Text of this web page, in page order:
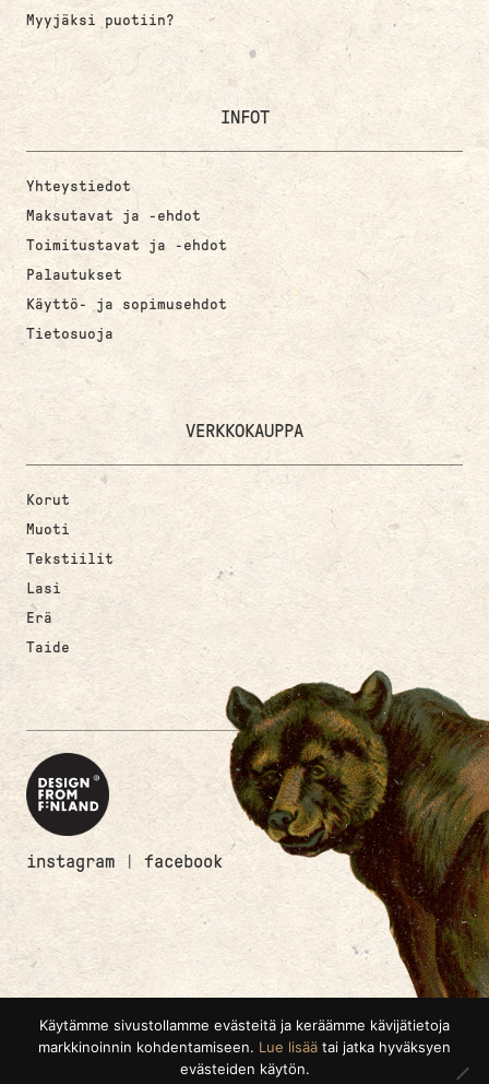
Myyjäksi puotiin?
INFOT
Yhteystiedot
Maksutavat ja -ehdot
Toimitustavat ja -ehdot
Palautukset
Käyttö- ja sopimusehdot
Tietosuoja
VERKKOKAUPPA
Korut
Muoti
Tekstiilit
Lasi
Erä
Taide
instagram |facebook
Käytämme sivustollamme evästeitä ja keräämme kävijätietoja
markkinoinnin kohdentamiseen. Lue lisää tai jatka hyväksyen
evästeiden käytön.